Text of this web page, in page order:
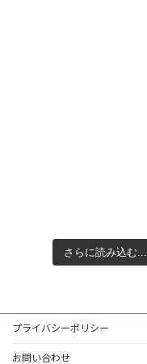
さらに読み込む...
プライバシーポリシー
お問い合わせ